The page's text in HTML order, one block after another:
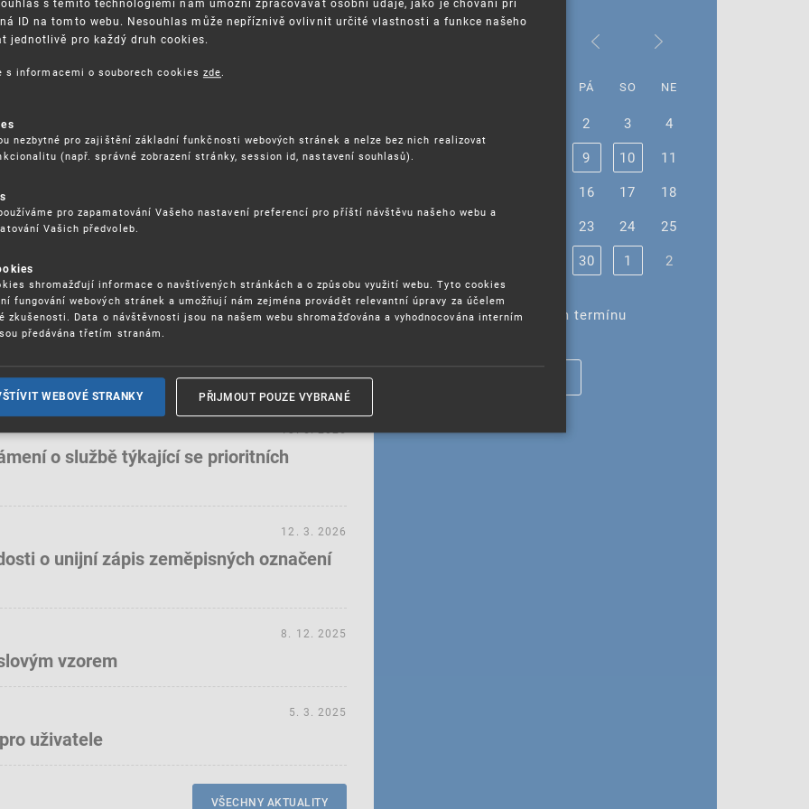
služeb - 5.8.2026
jinak (aneb když se značky hádají
17. 9. 2026
tržištích nacházejících se mimo
porušování IPR
a vymáhání IPR ve třetích zemích
o službě týkající se prioritních
18. 5. 2026
o unijní zápis zeměpisných označení
12. 3. 2026
vzorem
8. 12. 2025
uživatele
5. 3. 2025
VŠECHNY AKTUALITY
PÁ SO NE
2 3
4
9 10
11
16 17
18
23 24
25
30 1 2
Žádné akce ve vybraném termínu
ID na tomto webu. Nesouhlas může nepříznivě ovlivnit určité vlastnosti a funkce našeho
jednotlivě pro každý druh cookies.
s informacemi o souborech cookies zde
nezbytné pro zajištění základní funkčnosti webových stránek a nelze bez nich realizovat
(např. správné zobrazení stránky, session id, nastavení souhlasů).
pro zapamatování Vašeho nastavení preferencí pro příští návštěvu našeho webu a
Vašich předvoleb.
shromažďují informace o navštívených stránkách a o způsobu využití webu. Tyto cookies
fungování webových stránek a umožňují nám zejména provádět relevantní úpravy za účelem
zkušenosti. Data o návštěvnosti jsou na našem webu shromažďována a vyhodnocována interním
předávána třetím stranám.
WEBOVÉ STRANKY PŘIJMOUT POUZE VYBRANÉ